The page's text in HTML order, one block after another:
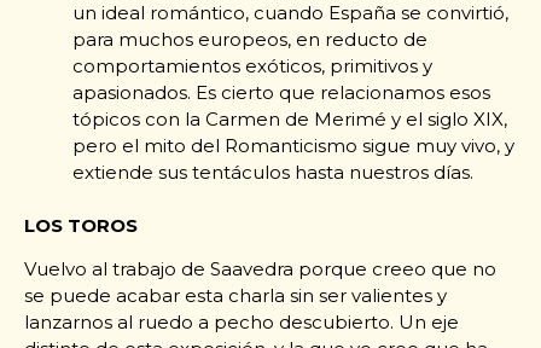
un ideal romántico, cuando España se convirtió,
para muchos europeos, en reducto de
comportamientos exóticos, primitivos y
apasionados. Es cierto que relacionamos esos
tópicos con la Carmen de Merimé y el siglo XIX,
pero el mito del Romanticismo sigue muy vivo, y
extiende sus tentáculos hasta nuestros días.
LOS TOROS
Vuelvo al trabajo de Saavedra porque creeo que no
se puede acabar esta charla sin ser valientes y
lanzarnos al ruedo a pecho descubierto. Un eje